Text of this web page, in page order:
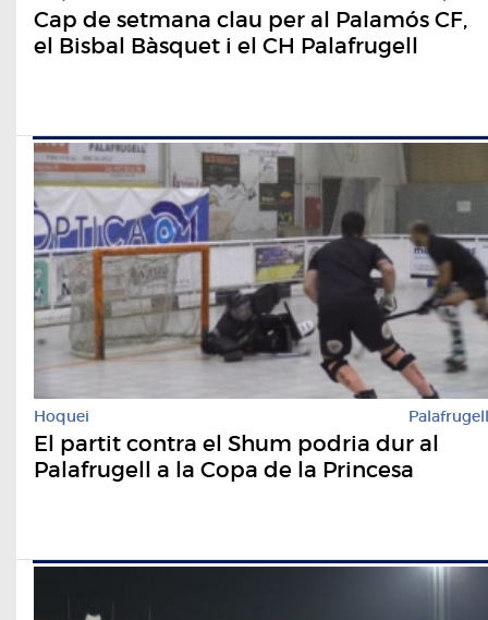
Cap de setmana clau per al Palamós CF,
el Bisbal Bàsquet i el CH Palafrugell
Hoquei Palafrugell
El partit contra el Shum podria dur al
Palafrugell a la Copa de la Princesa